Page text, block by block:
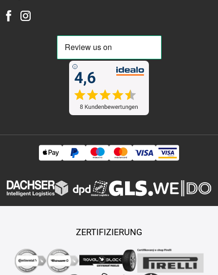
ZERTIFIZIERUNG